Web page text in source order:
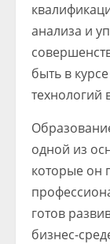
анализа и
быть в
технологий
одной из
которые он
готов
бизнес-